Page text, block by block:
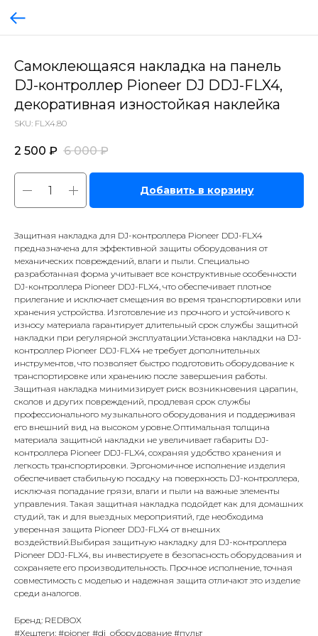
Самоклеющаяся накладка на панель
DJ-контроллер Pioneer DJ DDJ-FLX4,
декоративная изностойкая наклейка
SKU: FLX4.80
2 500 ₽ 6 000 ₽
Добавить в корзину
Защитная накладка для DJ-контроллера Pioneer DDJ-FLX4
предназначена для эффективной защиты оборудования от
механических повреждений, влаги и пыли. Специально
разработанная форма учитывает все конструктивные особенности
DJ-контроллера Pioneer DDJ-FLX4, что обеспечивает плотное
прилегание и исключает смещения во время транспортировки или
хранения устройства. Изготовление из прочного и устойчивого к
износу материала гарантирует длительный срок службы защитной
накладки при регулярной эксплуатации.Установка накладки на DJ-
контроллер Pioneer DDJ-FLX4 не требует дополнительных
инструментов, что позволяет быстро подготовить оборудование к
транспортировке или хранению после завершения работы.
Защитная накладка минимизирует риск возникновения царапин,
сколов и других повреждений, продлевая срок службы
профессионального музыкального оборудования и поддерживая
его внешний вид на высоком уровне.Оптимальная толщина
материала защитной накладки не увеличивает габариты DJ-
контроллера Pioneer DDJ-FLX4, сохраняя удобство хранения и
легкость транспортировки. Эргономичное исполнение изделия
обеспечивает стабильную посадку на поверхность DJ-контроллера,
исключая попадание грязи, влаги и пыли на важные элементы
управления. Такая защитная накладка подойдет как для домашних
студий, так и для выездных мероприятий, где необходима
уверенная защита Pioneer DDJ-FLX4 от внешних
воздействий.Выбирая защитную накладку для DJ-контроллера
Pioneer DDJ-FLX4, вы инвестируете в безопасность оборудования и
сохраняете его производительность. Прочное исполнение, точная
совместимость с моделью и надежная защита отличают это изделие
среди аналогов.
Бренд: REDBOX
#Хештеги: #pioner #dj_оборудование #пульт